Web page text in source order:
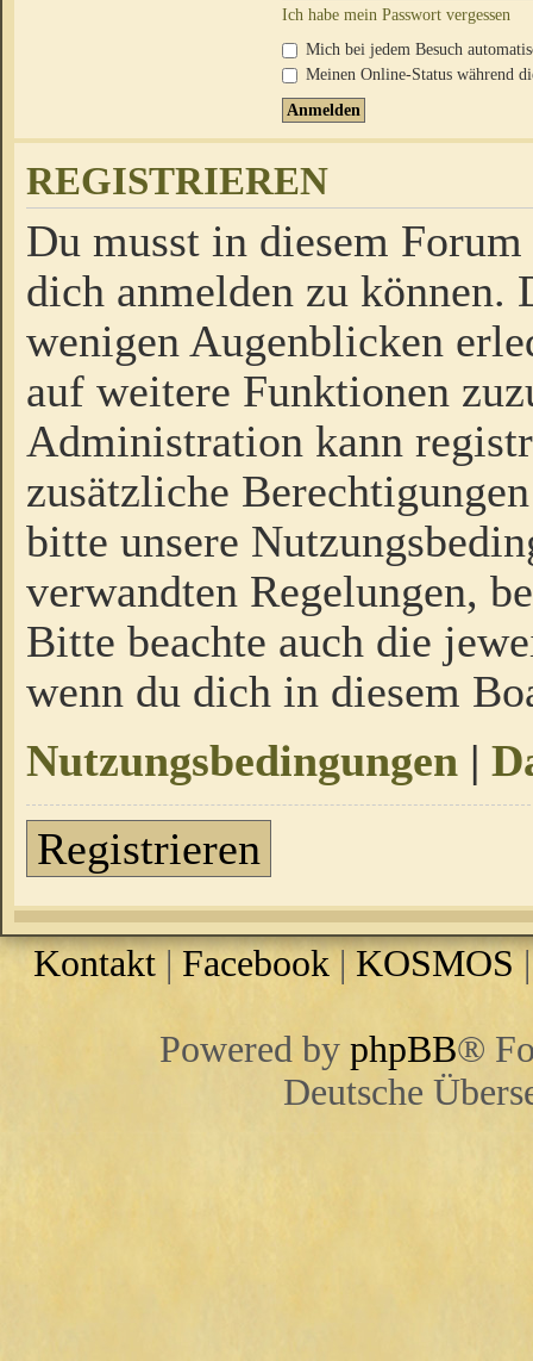
Ich habe mein Passwort vergessen
Mich bei jedem Besuch
Meinen Online-Status während
REGISTRIEREN
Du musst in diesem
dich anmelden zu
wenigen Augenblicken
auf weitere Funktionen
Administration kann
zusätzliche
bitte unsere
verwandten Regelungen,
Bitte beachte auch die
wenn du dich in diesem
Nutzungsbedingungen |
Registrieren
Kontakt | Facebook |KOSMOS
Powered by phpBB®
Deutsche